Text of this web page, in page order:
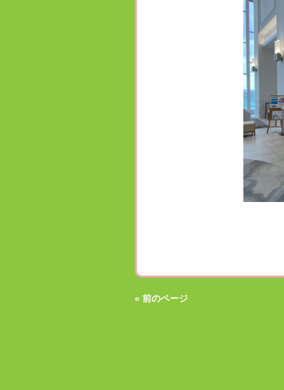
« 前のページ